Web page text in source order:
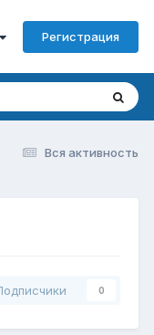
Регистрация
Вся активность
0